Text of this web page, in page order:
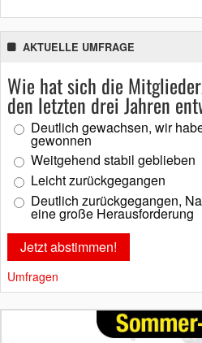
AKTUELLE UMFRAGE
Wie hat sich die
den letzten drei Jahren
Deutlich gewachsen, wir
gewonnen
Weitgehend stabil geblieben
Leicht zurückgegangen
Deutlich zurückgegangen,
eine große Herausforderung
Umfragen